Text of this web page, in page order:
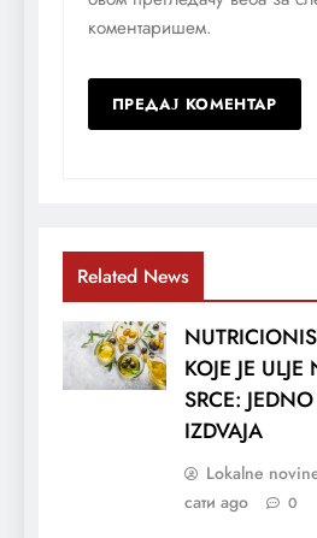
коментаришем.
Related News
KOJE JE
SRCE:
IZDVAJA
Lokalne
сати ago
0